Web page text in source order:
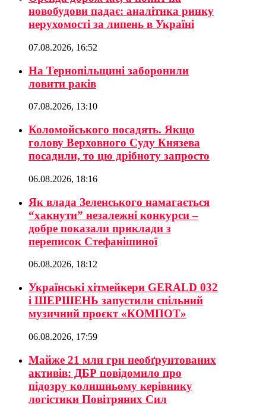
новобудови падає: аналітика ринку
нерухомості за липень в Україні
07.08.2026, 16:52
На Тернопільщині заборонили
ловити раків
07.08.2026, 13:10
Коломойського посадять. Якщо
голову Верховного Суду Князева
посадили, то цю дрібноту запросто
06.08.2026, 18:16
Як влада Зеленського намагається
“хакнути” незалежні конкурси –
добре показали приклади з
переписок Стефанішиної
06.08.2026, 18:12
Українські хітмейкери GERALD 032
і ШЕРШЕНЬ запустили спільний
музичний проєкт «КОМПОТ»
06.08.2026, 17:59
Майже 21 млн грн необґрунтованих
активів: ДБР повідомило про
підозру колишньому керівнику
логістики Повітряних Сил